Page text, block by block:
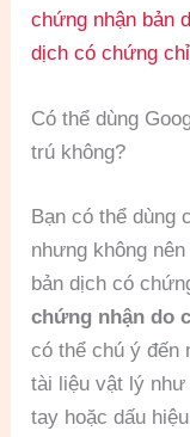
chứng nhận bản
dịch có chứng
Có thể dùng
trú không?
Bạn có thể dùng
nhưng không
bản dịch có
chứng nhận do
có thể chú ý đến
tài liệu vật lý
tay hoặc dấu